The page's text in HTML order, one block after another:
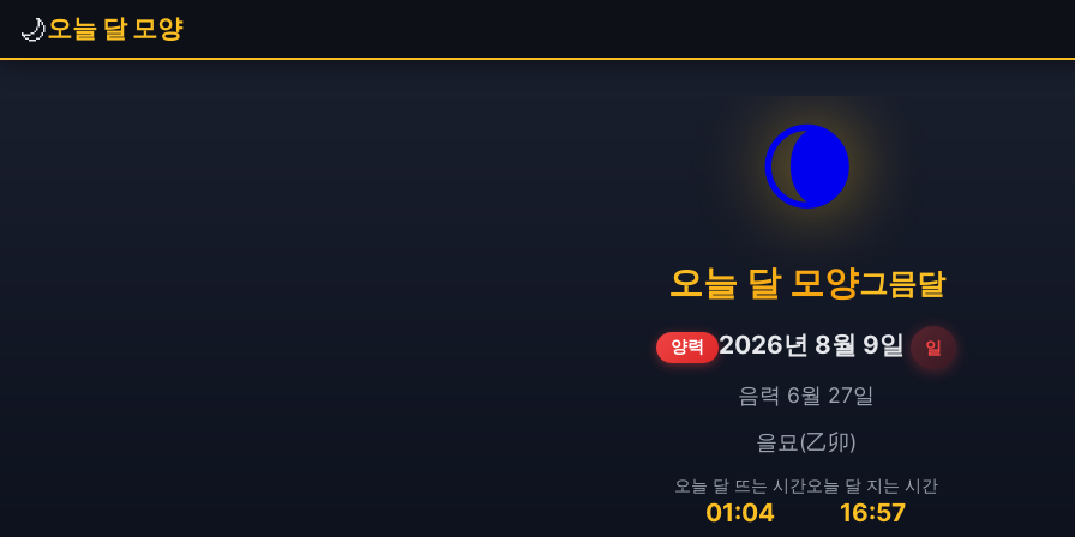
🌙오늘 달 모양
🌘
오늘 달 모양그믐달
양력 2026년 8월 9일 일
음력 6월 27일
을묘(乙卯)
오늘 달 뜨는 시간
01:04
오늘 달 지는 시간
16:57